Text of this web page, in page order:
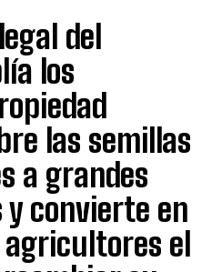
del
los
las semillas
a grandes
convierte en
el